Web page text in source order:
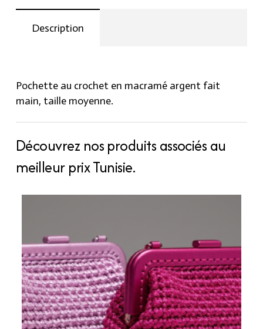
macramé
quantity
Description
Pochette au crochet en macramé argent fait
main, taille moyenne.
Découvrez nos produits associés au
meilleur prix Tunisie.